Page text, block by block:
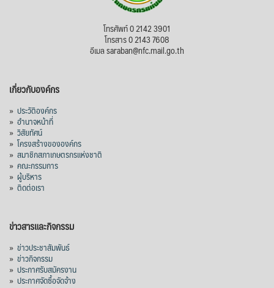
โทรศัพท์ 0 2142 3901
โทรสาร 0 2143 7608
อีเมล saraban@nfc.mail.go.th
เกี่ยวกับองค์กร
» ประวัติองค์กร
» อำนาจหน้าที่
» วิสัยทัศน์
» โครงสร้างขององค์กร
» สมาชิกสภาเกษตรกรแห่งชาติ
» คณะกรรมการ
» ผู้บริหาร
» ติดต่อเรา
ข่าวสารและกิจกรรม
» ข่าวประชาสัมพันธ์
» ข่าวกิจกรรม
» ประกาศรับสมัครงาน
» ประกาศจัดซื้อจัดจ้าง